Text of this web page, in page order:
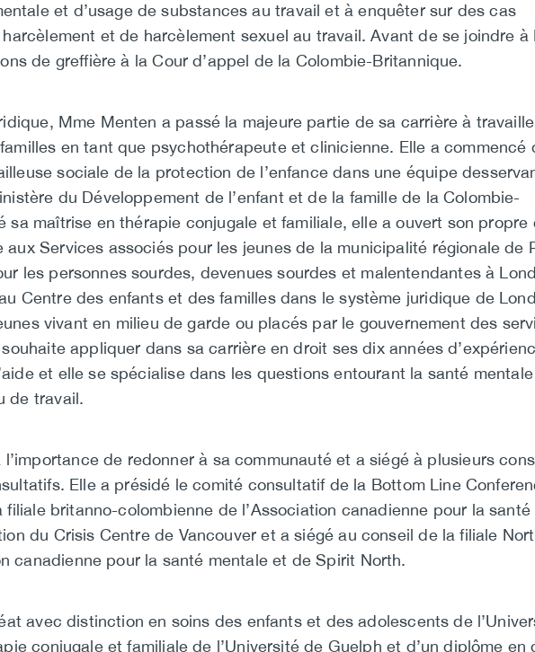
et d’usage de substances au travail et à enquêter sur des cas
et de harcèlement sexuel au travail. Avant de se joindre à
de greffière à la Cour d’appel de la Colombie-Britannique.
Mme Menten a passé la majeure partie de sa carrière à
en tant que psychothérapeute et clinicienne. Elle a commencé
sociale de la protection de l’enfance dans une équipe
du Développement de l’enfant et de la famille de la Colombie-
sa maîtrise en thérapie conjugale et familiale, elle a ouvert son propre
Services associés pour les jeunes de la municipalité régionale de
les personnes sourdes, devenues sourdes et malentendantes à
Centre des enfants et des familles dans le système juridique de
vivant en milieu de garde ou placés par le gouvernement des
appliquer dans sa carrière en droit ses dix années
et elle se spécialise dans les questions entourant la santé
de travail.
de redonner à sa communauté et a siégé à plusieurs
Elle a présidé le comité consultatif de la Bottom Line
britanno-colombienne de l’Association canadienne pour la santé
du Crisis Centre de Vancouver et a siégé au conseil de la filiale
canadienne pour la santé mentale et de Spirit North.
avec distinction en soins des enfants et des adolescents de
conjugale et familiale de l’Université de Guelph et d’un diplôme en